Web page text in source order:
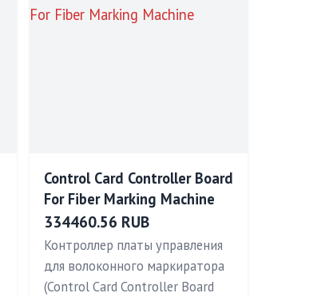
Control Card Controller Board
For Fiber Marking Machine
334460.56 RUB
Контроллер платы управления
для волоконного маркиратора
(Control Card Controller Board